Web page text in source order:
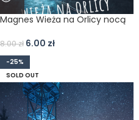
Magnes Wieża na Orlicy nocą
8.00zł 6.00 zł
-25%
SOLD OUT